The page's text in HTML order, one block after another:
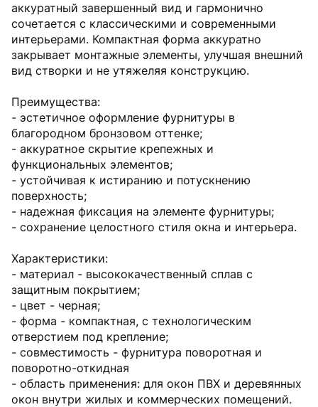
аккуратный завершенный вид и гармонично
сочетается с классическими и современными
интерьерами. Компактная форма аккуратно
закрывает монтажные элементы, улучшая внешний
вид створки и не утяжеляя конструкцию.
Преимущества:
- эстетичное оформление фурнитуры в
благородном бронзовом оттенке;
- аккуратное скрытие крепежных и
функциональных элементов;
- устойчивая к истиранию и потускнению
поверхность;
- надежная фиксация на элементе фурнитуры;
- сохранение целостного стиля окна и интерьера.
Характеристики:
- материал - высококачественный сплав с
защитным покрытием;
- цвет - черная;
- форма - компактная, с технологическим
отверстием под крепление;
- совместимость - фурнитура поворотная и
поворотно-откидная
- область применения: для окон ПВХ и деревянных
окон внутри жилых и коммерческих помещений.